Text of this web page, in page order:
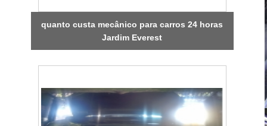
quanto custa mecânico para carros 24 horas
Jardim Everest